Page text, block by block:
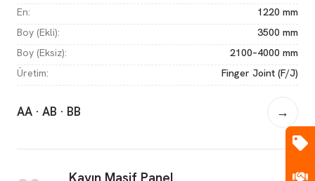
En:
1220 mm
Boy (Ekli):
3500 mm
Boy (Eksiz):
2100–4000 mm
Üretim: Finger Joint (F/J)
AA · AB · BB →